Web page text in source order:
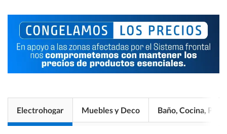
Electrohogar Muebles y Deco Baño, Cocina, Pisos